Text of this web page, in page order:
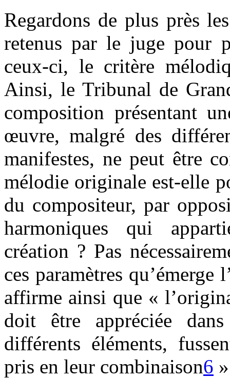
Regardons de plus près
retenus par le juge pour
ceux-ci, le critère
Ainsi, le Tribunal de
composition présentant
œuvre, malgré des
manifestes, ne peut être
mélodie originale est-elle
du compositeur, par
harmoniques qui
création ? Pas
ces paramètres
affirme ainsi que «
doit être appréciée
différents éléments,
pris en leur combinaison6